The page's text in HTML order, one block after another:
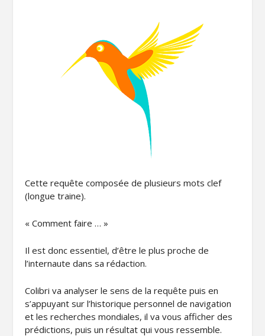
Cette requête composée de plusieurs mots clef
(longue traine).
« Comment faire … »
Il est donc essentiel, d’être le plus proche de
l’internaute dans sa rédaction.
Colibri va analyser le sens de la requête puis en
s’appuyant sur l’historique personnel de navigation
et les recherches mondiales, il va vous afficher des
prédictions, puis un résultat qui vous ressemble.